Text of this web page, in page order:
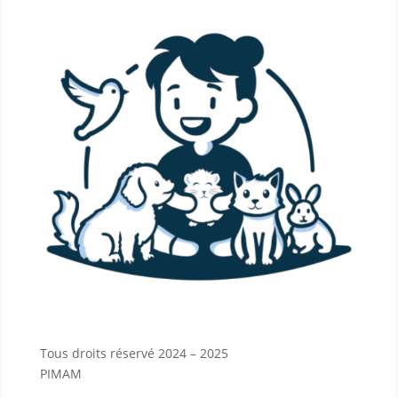
Tous droits réservé 2024 – 2025
PIMAM